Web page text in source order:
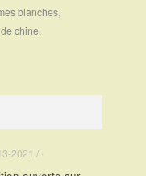
blanches,
chine,
2021 / ·